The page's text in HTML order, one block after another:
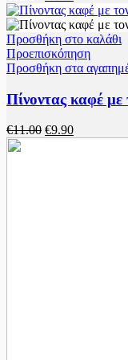
price
was:
€12.17.
τρέχουσα
τιμή
είναι:
€9.74.
Προσθήκη στο καλάθι
Προεπισκόπηση
Προσθήκη στα
Πίνοντας καφέ
€11.00 Original
€9.90Η